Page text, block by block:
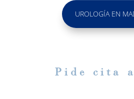
UROLOGÍA EN
Pide cita